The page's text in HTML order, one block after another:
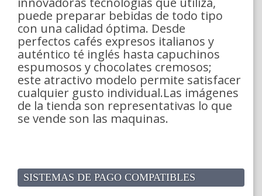
puede preparar bebidas de todo tipo
con una calidad óptima. Desde
perfectos cafés expresos italianos y
auténtico té inglés hasta capuchinos
espumosos y chocolates cremosos;
este atractivo modelo permite satisfacer
cualquier gusto individual.Las imágenes
de la tienda son representativas lo que
se vende son las maquinas.
SISTEMAS DE PAGO COMPATIBLES